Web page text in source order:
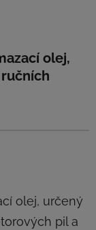
olej,
olej, určený
pil a